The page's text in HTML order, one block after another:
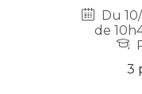
Du
de
3